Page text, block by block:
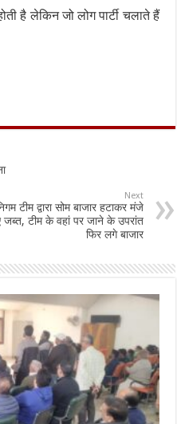
है लेकिन जो लोग पार्टी चलाते हैं
Next
टीम द्वारा सोम बाजार हटाकर मंजे
जब्त, टीम के वहां पर जाने के उपरांत
फिर लगे बाजार